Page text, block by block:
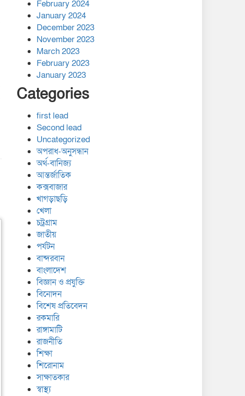
February 2024
January 2024
December 2023
November 2023
March 2023
February 2023
January 2023
Categories
first lead
Second lead
Uncategorized
অপরাধ-অনুসন্ধান
অর্থ-বানিজ্য
আন্তর্জাতিক
কক্সবাজার
খাগড়াছড়ি
খেলা
চট্রগ্রাম
জাতীয়
পর্যটন
বান্দরবান
বাংলাদেশ
বিজ্ঞান ও প্রযুক্তি
বিনোদন
বিশেষ প্রতিবেদন
রকমারি
রাঙ্গামাটি
রাজনীতি
শিক্ষা
শিরোনাম
সাক্ষাতকার
স্বাস্থ্য